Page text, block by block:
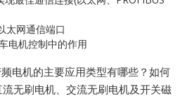
太网通信端口
电机控制中的作用
电机的主要应用类型有哪些？如何
无刷电机、交流无刷电机及开关磁